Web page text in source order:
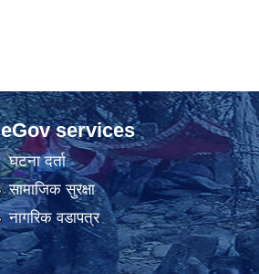
eGov services
घटना दर्ता
सामाजिक सुरक्षा
नागरिक वडापत्र